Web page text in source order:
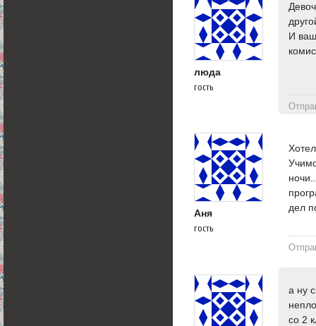
люда
гость
И
Аня
гость
дел
а ну
со 2